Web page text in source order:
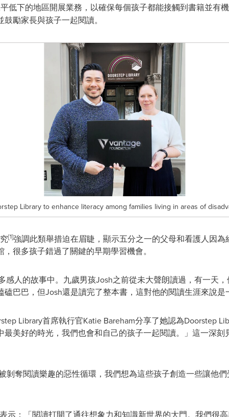
低下的地區開展業務，以確保每個孩子都能接觸到書籍並有
勵家長與孩子一起閱讀。
Library to enhance literacy among families living in areas of
[1]強調此類舉措迫在眉睫，顯示五分之一的父母和看護人因
很多孩子錯過了關鍵的早期學習機會。
感人的故事中。九歲男孩Josh之前從未大聲朗讀過，有一天
巴巴，但Josh還是讀完了整本書，這對他的閱讀生涯來說是
Library首席執行官Katie Bareham分享了她認為Doorstep
美好的時光，我們也會和自己的孩子一起閱讀。」這一深刻
剝奪閱讀樂趣的惡性循環，我們想為這些孩子創造一些讓他
示：「閱讀打開了通往想象力和知識新世界的大門。我們很